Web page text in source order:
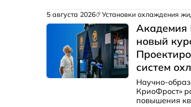
требованиям
траулерах в
5 августа 2026 Установки охлаждения
Академия
новый
систем
Научно-
КриоФрост»
повышения